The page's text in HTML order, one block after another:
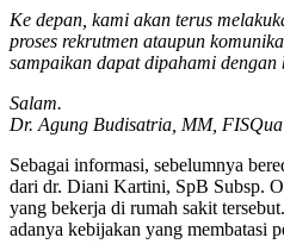
Ke depan, kami akan terus
proses rekrutmen ataupun
sampaikan dapat dipahami dengan
Salam.
Dr. Agung Budisatria, MM, FISQua
Sebagai informasi, sebelumnya
dari dr. Diani Kartini, SpB Subsp.
yang bekerja di rumah sakit
adanya kebijakan yang membatasi